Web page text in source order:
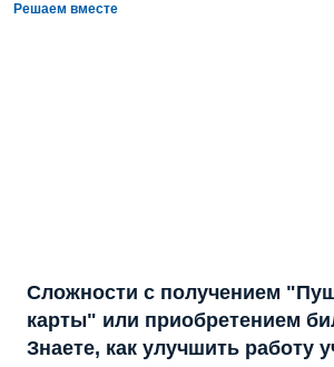
Решаем вместе
Сложности с получением
карты" или приобретением
Знаете, как улучшить работу